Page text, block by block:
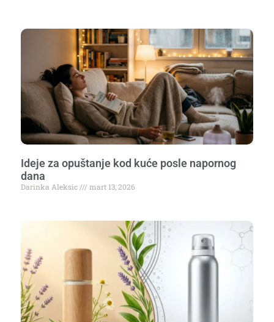
Ideje za opuštanje kod kuće posle napornog
dana
Darinka Aleksic mart 13, 2026